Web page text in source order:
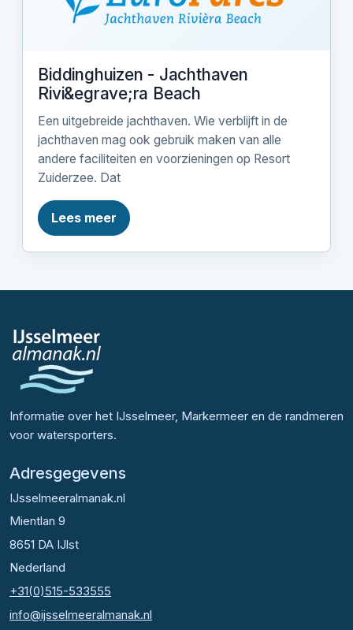
Biddinghuizen - Jachthaven
Rivi&egrave;ra Beach
Een uitgebreide jachthaven. Wie verblijft in de
jachthaven mag ook gebruik maken van alle
andere faciliteiten en voorzieningen op Resort
Zuiderzee. Dat
Lees meer
Informatie over het IJsselmeer, Markermeer en de randmeren
voor watersporters.
Adresgegevens
IJsselmeeralmanak.nl
Mientlan 9
8651 DA IJlst
Nederland
+31(0)515-533555
info@ijsselmeeralmanak.nl